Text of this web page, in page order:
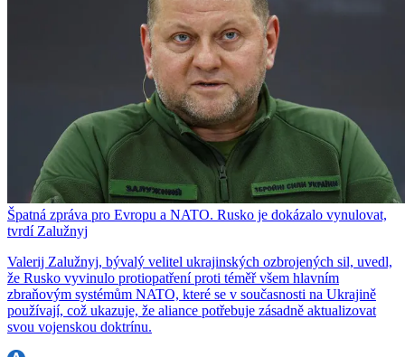
Špatná zpráva pro Evropu a NATO. Rusko je dokázalo vynulovat,
tvrdí Zalužnyj
Valerij Zalužnyj, bývalý velitel ukrajinských ozbrojených sil, uvedl,
že Rusko vyvinulo protiopatření proti téměř všem hlavním
zbraňovým systémům NATO, které se v současnosti na Ukrajině
používají, což ukazuje, že aliance potřebuje zásadně aktualizovat
svou vojenskou doktrínu.